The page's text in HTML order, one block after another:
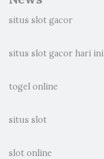
situs slot gacor
situs slot gacor hari ini
togel online
situs slot
slot online